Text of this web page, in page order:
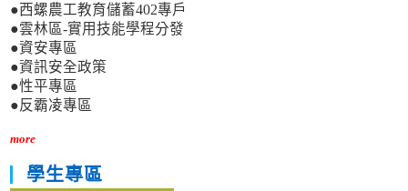
●西螺農工教育儲蓄402專戶
●雲林區-實用技能學程分發
●資安專區
●資訊安全政策
●性平專區
●反霸凌專區
more
學生專區